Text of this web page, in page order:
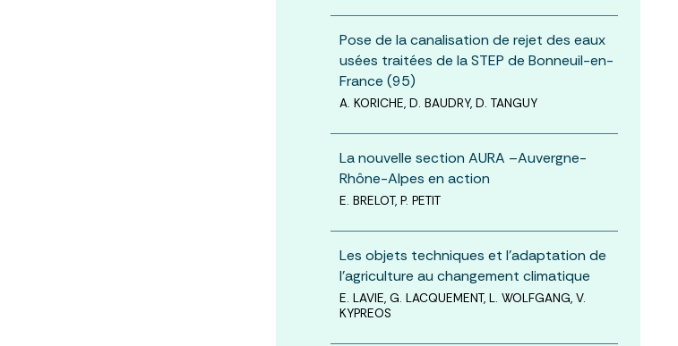
Pose de la canalisation de rejet des eaux
usées traitées de la STEP de Bonneuil-en-
France (95)
A. KORICHE, D. BAUDRY, D. TANGUY
La nouvelle section AURA –Auvergne-
Rhône-Alpes en action
E. BRELOT, P. PETIT
Les objets techniques et l’adaptation de
l’agriculture au changement climatique
E. LAVIE, G. LACQUEMENT, L. WOLFGANG, V.
KYPREOS